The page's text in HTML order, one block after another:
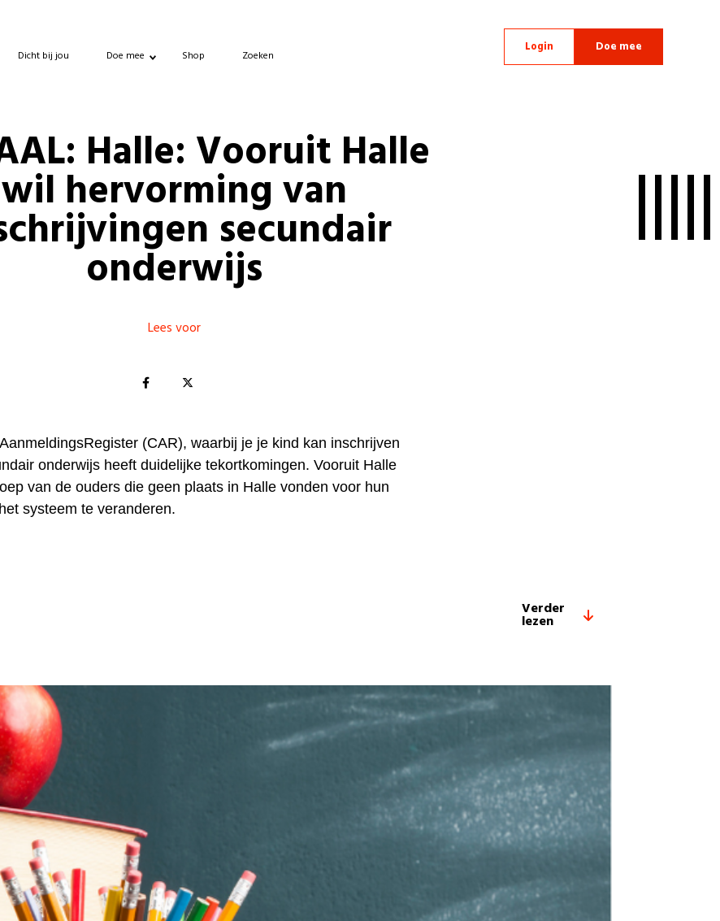
Dicht bij jou Doe mee Shop Zoeken
Login Doe mee
Halle: Vooruit Halle
wil hervorming van
secundair
onderwijs
Lees voor
(CAR), waarbij je je kind kan inschrijven
onderwijs heeft duidelijke tekortkomingen. Vooruit Halle
van de ouders die geen plaats in Halle vonden voor hun
systeem te veranderen.
Verder
lezen